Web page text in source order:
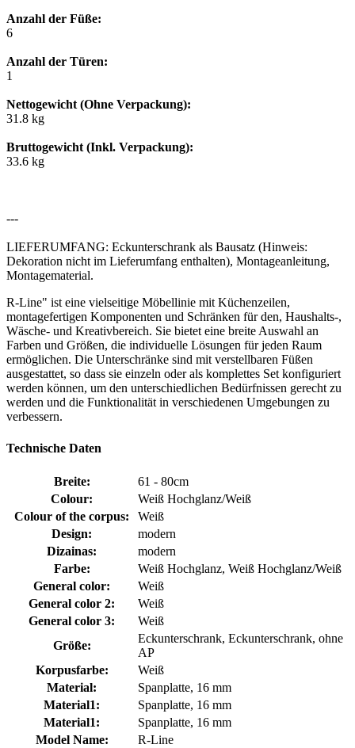
Anzahl der Füße:
6
Anzahl der Türen:
1
Nettogewicht (Ohne Verpackung):
31.8 kg
Bruttogewicht (Inkl. Verpackung):
33.6 kg
---
LIEFERUMFANG: Eckunterschrank als Bausatz (Hinweis:
Dekoration nicht im Lieferumfang enthalten), Montageanleitung,
Montagematerial.
R-Line" ist eine vielseitige Möbellinie mit Küchenzeilen,
montagefertigen Komponenten und Schränken für den, Haushalts-,
Wäsche- und Kreativbereich. Sie bietet eine breite Auswahl an
Farben und Größen, die individuelle Lösungen für jeden Raum
ermöglichen. Die Unterschränke sind mit verstellbaren Füßen
ausgestattet, so dass sie einzeln oder als komplettes Set konfiguriert
werden können, um den unterschiedlichen Bedürfnissen gerecht zu
werden und die Funktionalität in verschiedenen Umgebungen zu
verbessern.
Technische Daten
Breite:
61 - 80cm
Colour:
Weiß Hochglanz/Weiß
Colour of the corpus:
Weiß
Design:
modern
Dizainas:
modern
Farbe:
Weiß Hochglanz, Weiß Hochglanz/Weiß
General color:
Weiß
General color 2:
Weiß
General color 3:
Weiß
Größe:
Eckunterschrank, Eckunterschrank, ohne
AP
Korpusfarbe:
Weiß
Material:
Spanplatte, 16 mm
Material1:
Spanplatte, 16 mm
Material1:
Spanplatte, 16 mm
Model Name:
R-Line